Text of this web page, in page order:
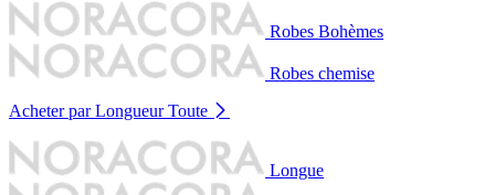
Robes Bohèmes
Robes chemise
Acheter par LongueurToute
Longue